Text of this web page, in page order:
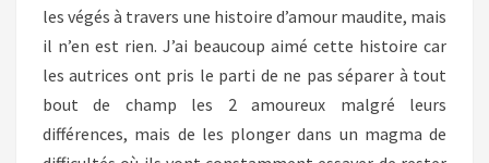
les végés à travers une histoire d’amour maudite, mais
il n’en est rien. J’ai beaucoup aimé cette histoire car
les autrices ont pris le parti de ne pas séparer à tout
bout de champ les 2 amoureux malgré leurs
différences, mais de les plonger dans un magma de